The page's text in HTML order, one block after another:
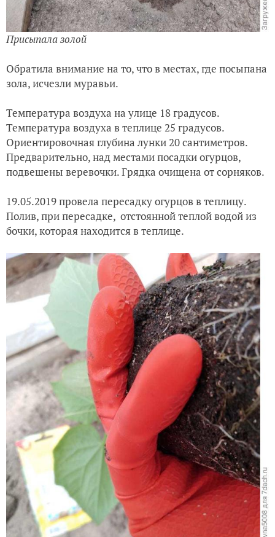
Присыпала золой
Обратила внимание на то, что в местах, где посыпана
зола, исчезли муравьи.
Температура воздуха на улице 18 градусов.
Температура воздуха в теплице 25 градусов.
Ориентировочная глубина лунки 20 сантиметров.
Предварительно, над местами посадки огурцов,
подвешены веревочки. Грядка очищена от сорняков.
19.05.2019 провела пересадку огурцов в теплицу.
Полив, при пересадке, отстоянной теплой водой из
бочки, которая находится в теплице.